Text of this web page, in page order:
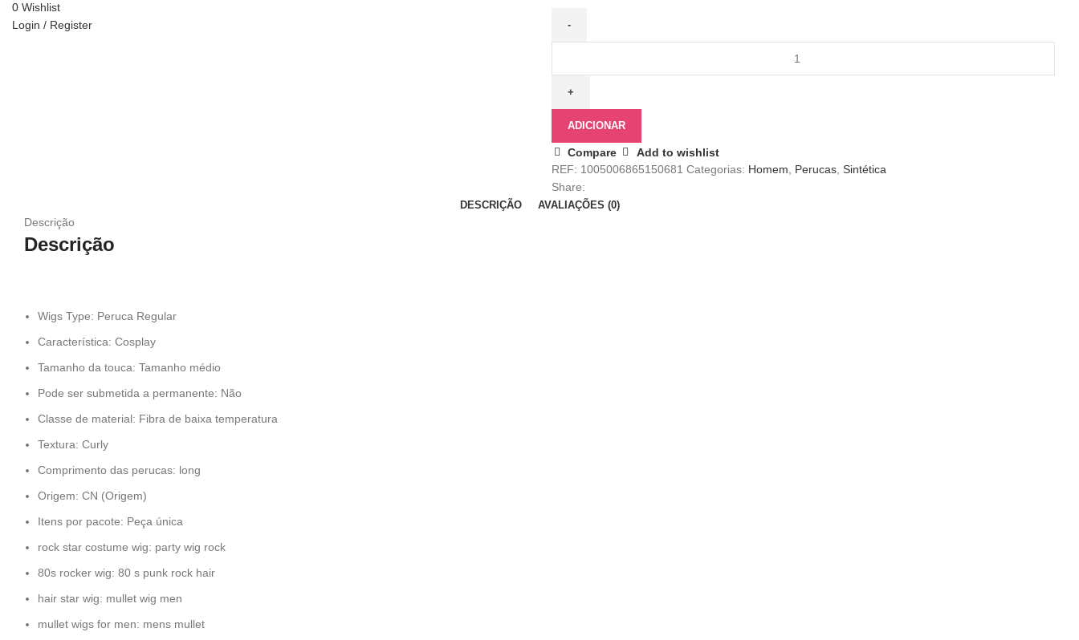
0 Wishlist
Login / Register
ADICIONAR
Compare
Add to wishlist
REF: 1005006865150681 Categorias: Homem Perucas Sintética
Share:
DESCRIÇÃO AVALIAÇÕES (0)
Descrição
Descrição
Wigs Type: Peruca Regular
Característica: Cosplay
Tamanho da touca: Tamanho médio
Pode ser submetida a permanente: Não
Classe de material: Fibra de baixa temperatura
Textura: Curly
Comprimento das perucas: long
Origem: CN (Origem)
Itens por pacote: Peça única
rock star costume wig: party wig rock
80s rocker wig: 80 s punk rock hair
hair star wig: mullet wig men
mullet wigs for men: mens mullet